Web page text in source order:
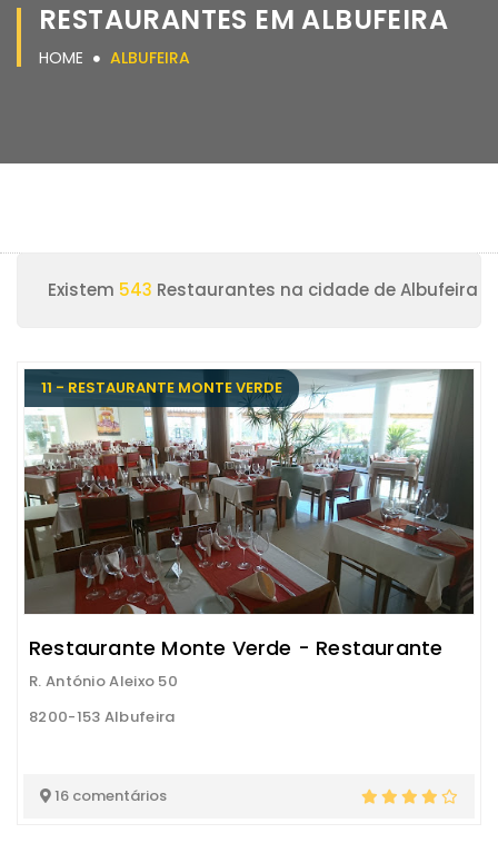
RESTAURANTES EM ALBUFEIRA
HOME ALBUFEIRA
Existem 543 Restaurantes na cidade de Albufeira
11 - RESTAURANTE MONTE VERDE
Restaurante Monte Verde - Restaurante
R. António Aleixo 50
8200-153 Albufeira
16 comentários